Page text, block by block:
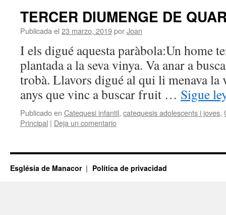
TERCER DIUMENGE DE
Publicada el 23 marzo, 2019porJoan
I els digué aquesta paràbola:Un home
plantada a la seva vinya. Va anar a
trobà. Llavors digué al qui li menava la
anys que vinc a buscar fruit … Sigue
Publicado en Catequesi infantil, catequesis adolescents i joves,
Principal | Deja un comentario
Església de Manacor Política de privacidad